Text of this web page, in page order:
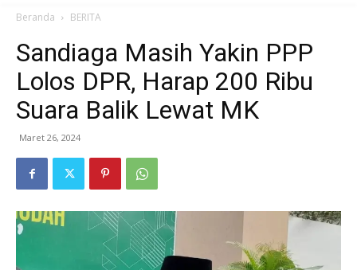
Beranda BERITA
Sandiaga Masih Yakin PPP
Lolos DPR, Harap 200 Ribu
Suara Balik Lewat MK
Maret 26, 2024